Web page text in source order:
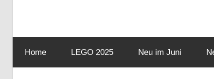
Home LEGO 2025 Neu im Juni